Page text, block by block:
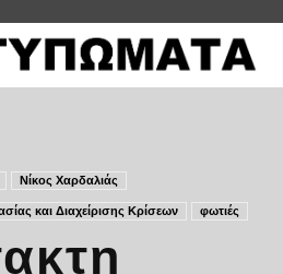
Νίκος Χαρδαλιάς
και Διαχείρισης Κρίσεων φωτιές